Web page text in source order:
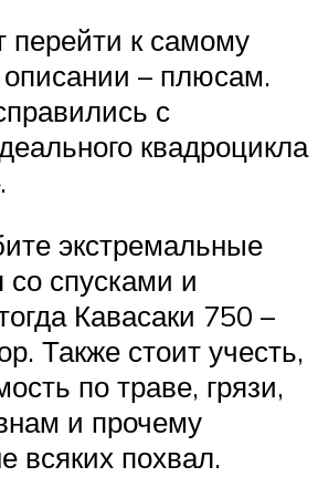
перейти к самому
– плюсам.
с
квадроцикла
экстремальные
со спусками и
Кавасаки 750 –
Также стоит учесть,
по траве, грязи,
и прочему
всяких похвал.